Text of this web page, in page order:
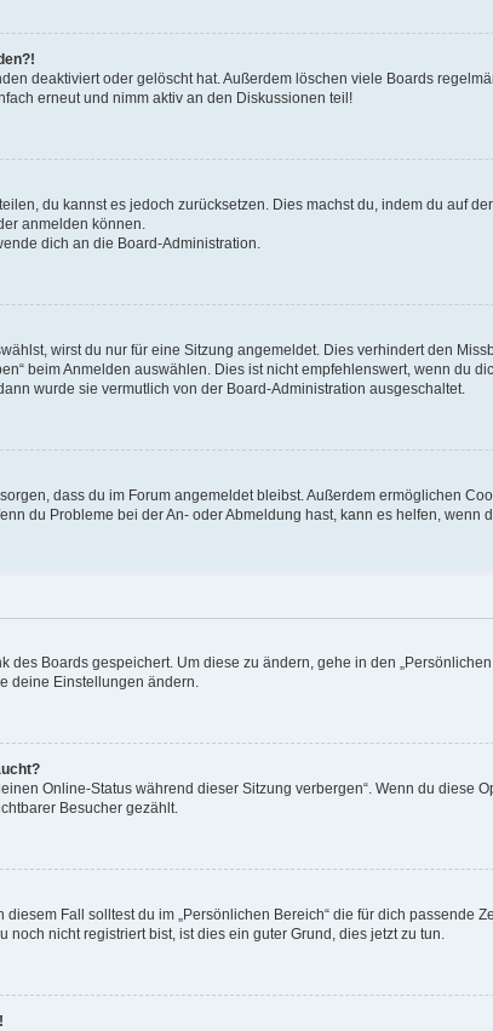
deaktiviert oder gelöscht hat. Außerdem löschen viele Boards
erneut und nimm aktiv an den Diskussionen teil!
du kannst es jedoch zurücksetzen. Dies machst du, indem du auf
anmelden können.
dich an die Board-Administration.
wirst du nur für eine Sitzung angemeldet. Dies verhindert den
beim Anmelden auswählen. Dies ist nicht empfehlenswert, wenn du
wurde sie vermutlich von der Board-Administration ausgeschaltet.
dass du im Forum angemeldet bleibst. Außerdem ermöglichen
du Probleme bei der An- oder Abmeldung hast, kann es helfen, wenn
Boards gespeichert. Um diese zu ändern, gehe in den
deine Einstellungen ändern.
Online-Status während dieser Sitzung verbergen“. Wenn du diese
Besucher gezählt.
Fall solltest du im „Persönlichen Bereich“ die für dich passende
nicht registriert bist, ist dies ein guter Grund, dies jetzt zu tun.